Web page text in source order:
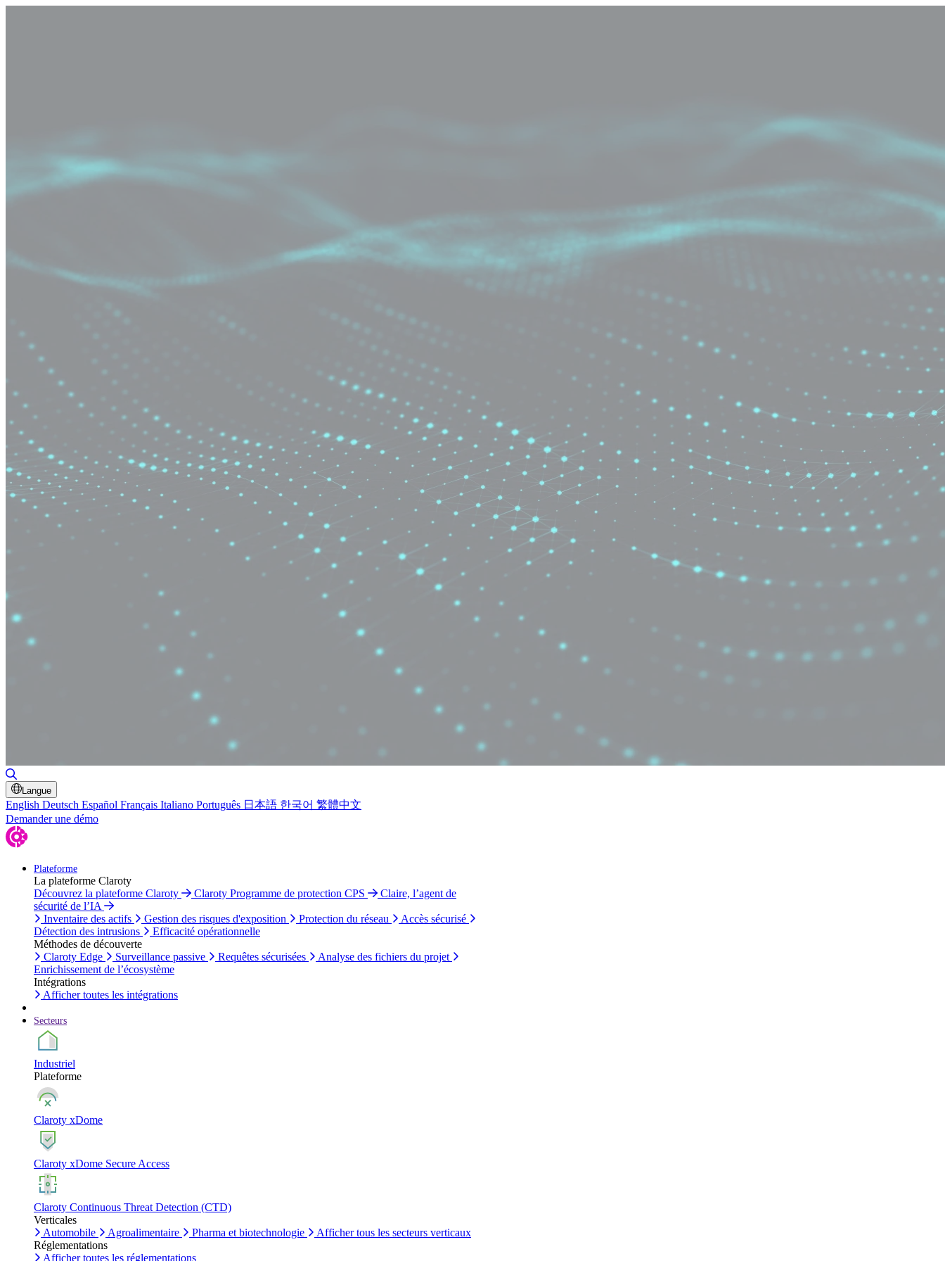
Langue
English Deutsch Español Français Italiano Português 日本語 한국어 繁體中文
Demander une démo
Plateforme
La plateforme Claroty
Découvrez la plateforme Claroty
Claroty Programme de protection CPS
Claire, l’agent de
sécurité de l’IA
Inventaire des actifs
Gestion des risques d'exposition Protection du réseau
Accès sécurisé
Détection des intrusions
Efficacité opérationnelle
Méthodes de découverte
Claroty Edge
Surveillance passive Requêtes sécurisées
Analyse des fichiers du projet
Enrichissement de l’écosystème
Intégrations
Afficher toutes les intégrations
Secteurs
Industriel
Plateforme
Claroty xDome
Claroty xDome Secure Access
Claroty Continuous Threat Detection (CTD)
Verticales
Automobile
Agroalimentaire Pharma et biotechnologie
Afficher tous les secteurs verticaux
Réglementations
Afficher toutes les réglementations